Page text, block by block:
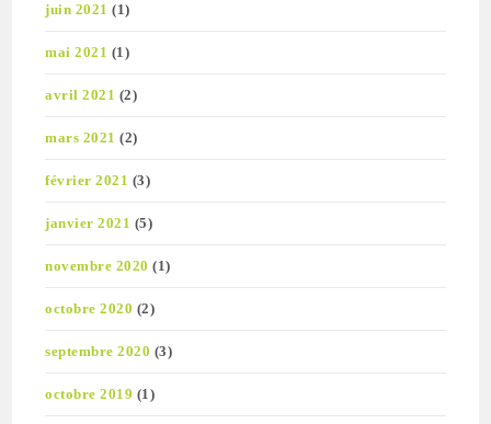
juin 2021 (1)
mai 2021 (1)
avril 2021 (2)
mars 2021 (2)
février 2021 (3)
janvier 2021 (5)
novembre 2020 (1)
octobre 2020 (2)
septembre 2020 (3)
octobre 2019 (1)